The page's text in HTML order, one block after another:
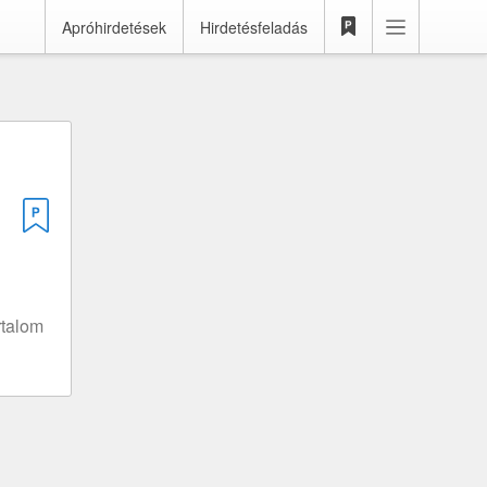
Apróhirdetések Hirdetésfeladás